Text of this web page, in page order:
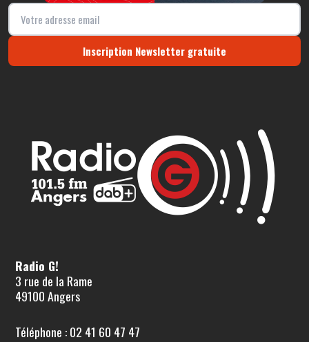
Inscription Newsletter gratuite
Radio G!
3 rue de la Rame
49100 Angers
Téléphone : 02 41 60 47 47